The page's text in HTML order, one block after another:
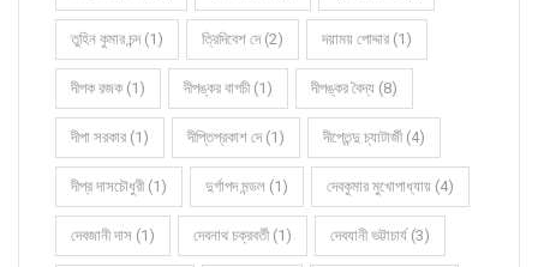
তুহিন কুমার চন্দ (1) ত্রিদিবেশ দে (2) দয়াময় পোদ্দার (1)
দীপক রজক (1) দীপঙ্কর বাগচী (1) দীপঙ্কর বৈদ্য (8)
দীপা সরকার (1) দীপ্তিপ্রকাশ দে (1) দীপ্তেন্দু চ্যাটার্জী (4)
দীপ্র দাসচৌধুরী (1) দুর্গাপদ মন্ডল (1) দেবকুমার মুখোপাধ্যায় (4)
দেবজানী দাস (1) দেবনাথ চক্রবর্তী (1) দেবযানী ভট্টাচার্য (3)